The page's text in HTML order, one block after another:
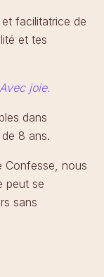
facilitatrice de
et tes
joie.
dans
8 ans.
Confesse, nous
peut se
sans